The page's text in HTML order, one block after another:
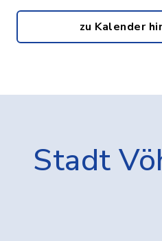
zu Kalender
Stadt